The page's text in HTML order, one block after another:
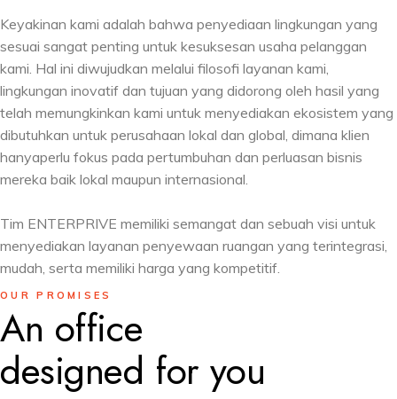
Keyakinan kami adalah bahwa penyediaan lingkungan yang
sesuai sangat penting untuk kesuksesan usaha pelanggan
kami. Hal ini diwujudkan melalui filosofi layanan kami,
lingkungan inovatif dan tujuan yang didorong oleh hasil yang
telah memungkinkan kami untuk menyediakan ekosistem yang
dibutuhkan untuk perusahaan lokal dan global, dimana klien
hanyaperlu fokus pada pertumbuhan dan perluasan bisnis
mereka baik lokal maupun internasional.
Tim ENTERPRIVE memiliki semangat dan sebuah visi untuk
menyediakan layanan penyewaan ruangan yang terintegrasi,
mudah, serta memiliki harga yang kompetitif.
OUR PROMISES
An office
designed for you